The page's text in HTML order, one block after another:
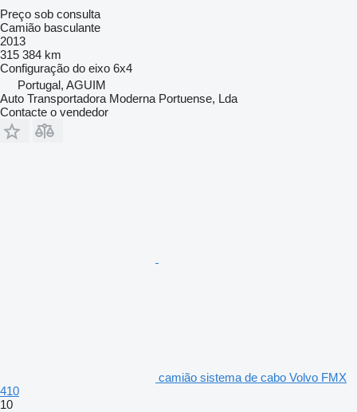
Preço sob consulta
Camião basculante
2013
315 384 km
Configuração do eixo 6x4
Portugal, AGUIM
Auto Transportadora Moderna Portuense, Lda
Contacte o vendedor
camião sistema de cabo Volvo FMX
410
10